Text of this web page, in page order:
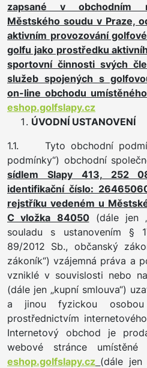
zapsané v obchodním
Městského soudu v Praze,
aktivním provozování
golfu jako prostředku
sportovní činnosti svých
služeb spojených s
on-line obchodu
eshop.golfslapy.cz
ÚVODNÍ USTANOVENÍ
1.1. Tyto obchodní
podmínky“) obchodní
sídlem Slapy 413, 252
identifikační číslo:
rejstříku vedeném u
C vložka 84050(dále jen
souladu s ustanovením §
89/2012 Sb., občanský
zákoník“) vzájemná práva a
vzniklé v souvislosti nebo
(dále jen „kupní smlouva“)
a jinou fyzickou osobou
prostřednictvím
Internetový obchod je
webové stránce
eshop.golfslapy.cz (dále jen